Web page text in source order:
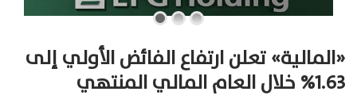
«المالية» تعلن ارتفاع الفائض الأولي إلى
1.63% خلال العام المالي المنتهي